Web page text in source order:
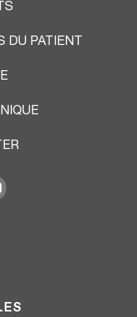
DU PATIENT